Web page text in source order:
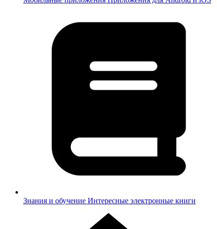
Знания и обучение Интересные электронные книги